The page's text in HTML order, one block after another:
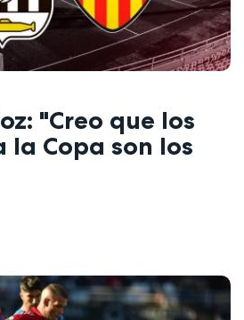
"Creo que los
la Copa son los